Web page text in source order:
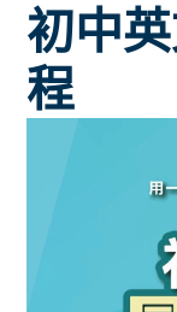
初中
程